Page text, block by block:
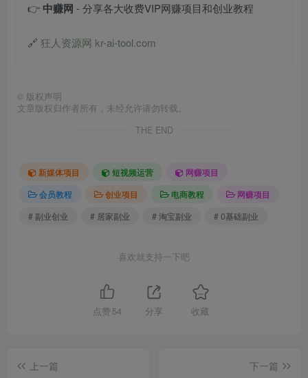
👉 中赚网 - 分享各大收费VIP网赚项目和创业教程
🔗 狂人资源网 kr-ai-tool.com
© 版权声明
文章版权归作者所有，未经允许请勿转载。
THE END
新媒体项目 短视频运营
网赚项目
会员教程
创业项目 电商教程
网赚项目
# 副业创业
# 居家副业 # 淘宝副业 # 0基础副业
喜欢就支持一下吧
点赞 54 分享 收藏
上一篇
下一篇